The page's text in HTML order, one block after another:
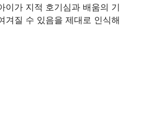
이가 지적 호기심과 배움의 기
겨질 수 있음을 제대로 인식해